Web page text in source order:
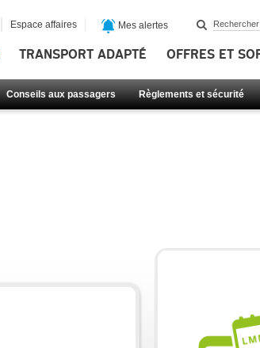
TRANSPORT ADAPTÉ OFFRES ET
Conseils aux passagers Règlements et sécurité
Espace affaires Mes alertes